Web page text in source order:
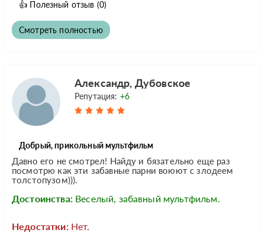
👍 Полезный отзыв (0)
Смотреть полностью
Александр, Дубовское
Репутация: +6
Добрый, прикольный мультфильм
Давно его не смотрел! Найду и бязательно еще раз
посмотрю как эти забавные парни воюют с злодеем
толстопузом))).
Достоинства: Веселый, забавный мультфильм.
Недостатки: Нет.